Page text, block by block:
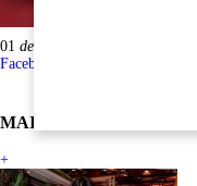
01 de
Facebook
MAIS QUIZZES
+